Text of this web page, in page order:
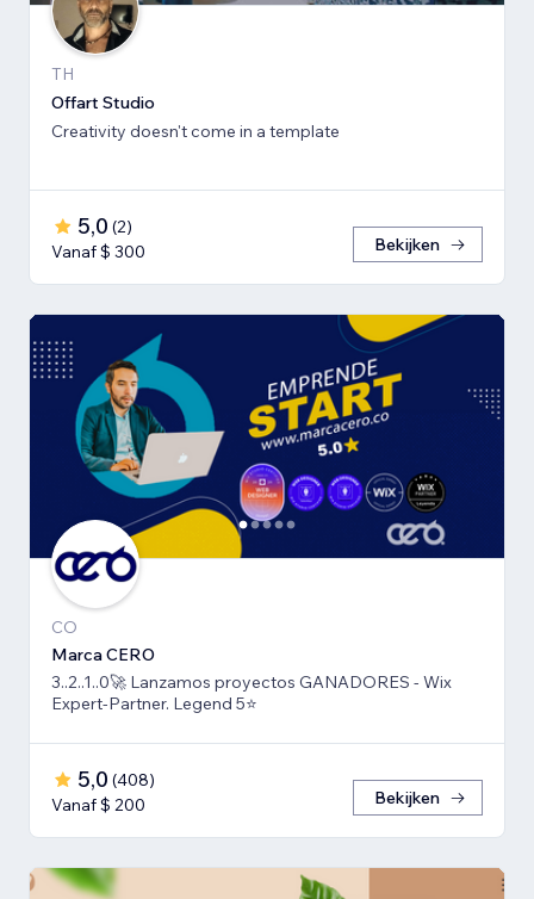
TH
Offart Studio
Creativity doesn't come in a template
5,0 (2)
Vanaf $ 300
Bekijken
CO
Marca CERO
3..2..1..0🚀 Lanzamos proyectos GANADORES - Wix
Expert-Partner. Legend 5⭐️
5,0 (408)
Vanaf $ 200
Bekijken